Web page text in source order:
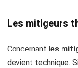
Les mitigeurs
Concernant les
devient technique.